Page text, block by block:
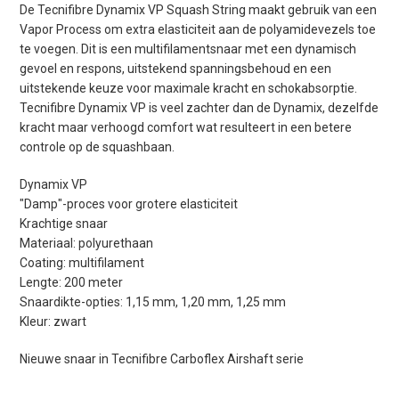
De Tecnifibre Dynamix VP Squash String maakt gebruik van een
Vapor Process om extra elasticiteit aan de polyamidevezels toe
te voegen. Dit is een multifilamentsnaar met een dynamisch
gevoel en respons, uitstekend spanningsbehoud en een
uitstekende keuze voor maximale kracht en schokabsorptie.
Tecnifibre Dynamix VP is veel zachter dan de Dynamix, dezelfde
kracht maar verhoogd comfort wat resulteert in een betere
controle op de squashbaan.
Dynamix VP
"Damp"-proces voor grotere elasticiteit
Krachtige snaar
Materiaal: polyurethaan
Coating: multifilament
Lengte: 200 meter
Snaardikte-opties: 1,15 mm, 1,20 mm, 1,25 mm
Kleur: zwart
Nieuwe snaar in Tecnifibre Carboflex Airshaft serie